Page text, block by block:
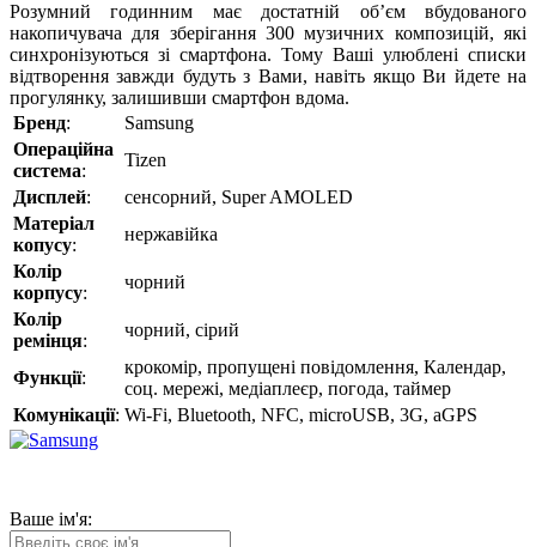
Розумний годинним має достатній об’єм вбудованого
накопичувача для зберігання 300 музичних композицій, які
синхронізуються зі смартфона. Тому Ваші улюблені списки
відтворення завжди будуть з Вами, навіть якщо Ви йдете на
прогулянку, залишивши смартфон вдома.
Бренд:
Samsung
Операційна
система:
Tizen
Дисплей:
сенсорний, Super AMOLED
Матеріал
копусу:
нержавійка
Колір
корпусу:
чорний
Колір
ремінця:
чорний, сірий
Функції:
крокомір, пропущені повідомлення, Календар,
соц. мережі, медіаплеєр, погода, таймер
Комунікації: Wi-Fi, Bluetooth, NFC, microUSB, 3G, aGPS
Ваше ім'я: